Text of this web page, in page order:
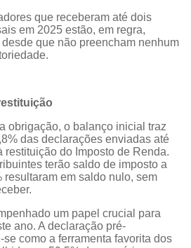
que receberam até dois
em 2025 estão, em regra,
que não preencham nenhum
obrigação, o balanço inicial traz
das declarações enviadas até
restituição do Imposto de Renda.
terão saldo de imposto a
resultaram em saldo nulo, sem
um papel crucial para
ano. A declaração pré-
como a ferramenta favorita dos